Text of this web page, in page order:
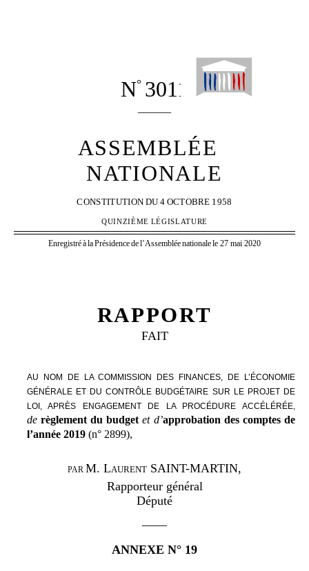
N° 3011
ASSEMBLÉE
NATIONALE
CONSTITUTION DU 4 OCTOBRE 1958
QUINZIÈME LÉGISLATURE
EnregistréàlaPrésidencedel’Assembléenationalele 27 mai 2020
RAPPORT
FAIT
AU NOM DE LA COMMISSION DES FINANCES, DE L’ÉCONOMIE
GÉNÉRALE ET DU CONTRÔLE BUDGÉTAIRE SUR LE PROJET DE
LOI,APRÈS ENGAGEMENT DE LA PROCÉDURE ACCÉLÉRÉE,
de règlement du budgetet d’approbation des comptesde
l’année 2019 (n° 2899),
PAR M. Laurent SAINT-MARTIN,
Rapporteur général
Député
——
ANNEXE N° 19